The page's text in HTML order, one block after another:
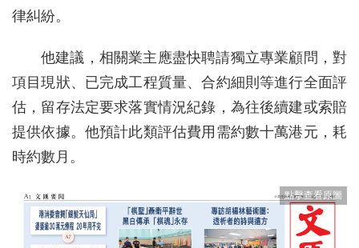
律糾紛。
他建議，相關業主應盡快聘請獨立專業顧問，對
項目現狀、已完成工程質量、合約細則等進行全面評
估，留存法定要求落實情況紀錄，為往後續建或索賠
提供依據。他預計此類評估費用需約數十萬港元，耗
時約數月。